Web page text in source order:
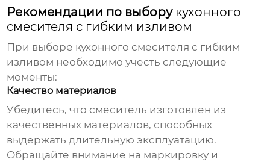
Рекомендации по выбору кухонного
смесителя с гибким изливом
При выборе кухонного смесителя с гибким
изливом необходимо учесть следующие
моменты:
Качество материалов
Убедитесь, что смеситель изготовлен из
качественных материалов, способных
выдержать длительную эксплуатацию.
Обращайте внимание на маркировку и